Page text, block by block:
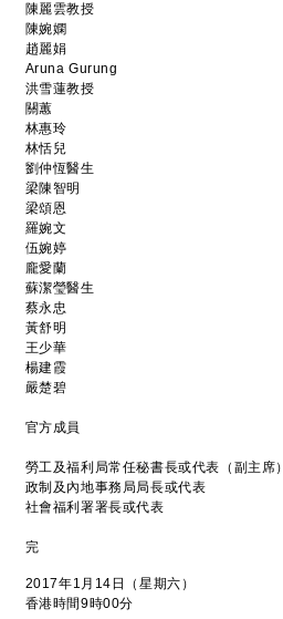
陳麗雲教授
陳婉嫻
趙麗娟
Aruna Gurung
洪雪蓮教授
關蕙
林惠玲
林恬兒
劉仲恆醫生
梁陳智明
梁頌恩
羅婉文
伍婉婷
龐愛蘭
蘇潔瑩醫生
蔡永忠
黃舒明
王少華
楊建霞
嚴楚碧
官方成員
勞工及福利局常任秘書長或代表（副主席）
政制及內地事務局局長或代表
社會福利署署長或代表
完
2017年1月14日（星期六）
香港時間9時00分